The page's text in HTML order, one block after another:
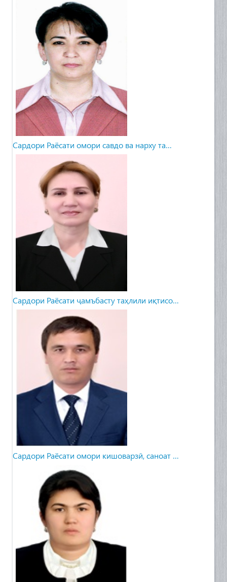
Сардори Раёсати омори савдо ва нарху та…
Сардори Раёсати ҷамъбасту таҳлили иқтисо…
Сардори Раёсати омори кишоварзӣ, саноат …